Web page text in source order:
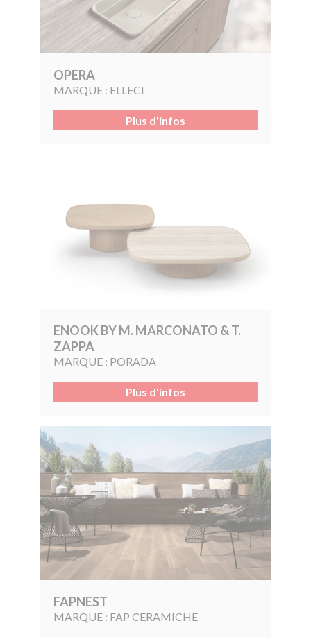
OPERA
MARQUE : ELLECI
Plus d'infos
ENOOK BY M. MARCONATO & T.
ZAPPA
MARQUE : PORADA
Plus d'infos
FAPNEST
MARQUE : FAP CERAMICHE